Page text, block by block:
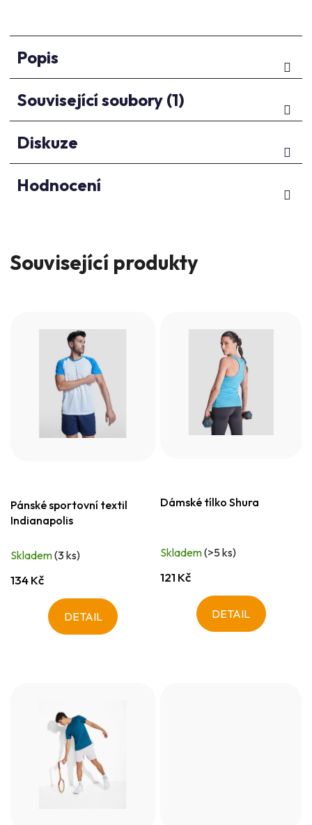
Popis
Související soubory (1)
Diskuze
Hodnocení
Související produkty
Pánské sportovní textil
Indianapolis
Skladem(3 ks)
134 Kč
DETAIL
Dámské tílko Shura
Skladem(>5 ks)
121 Kč
DETAIL